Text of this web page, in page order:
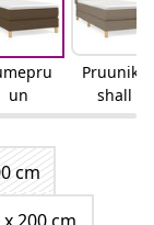
un
Pruunika
shall
cm